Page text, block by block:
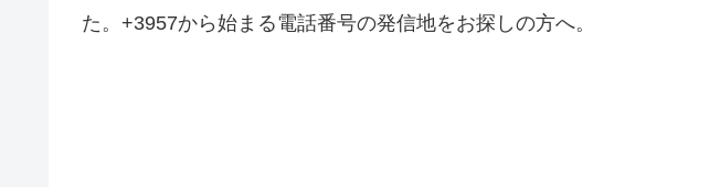
た。+3957から始まる電話番号の発信地をお探しの方へ。